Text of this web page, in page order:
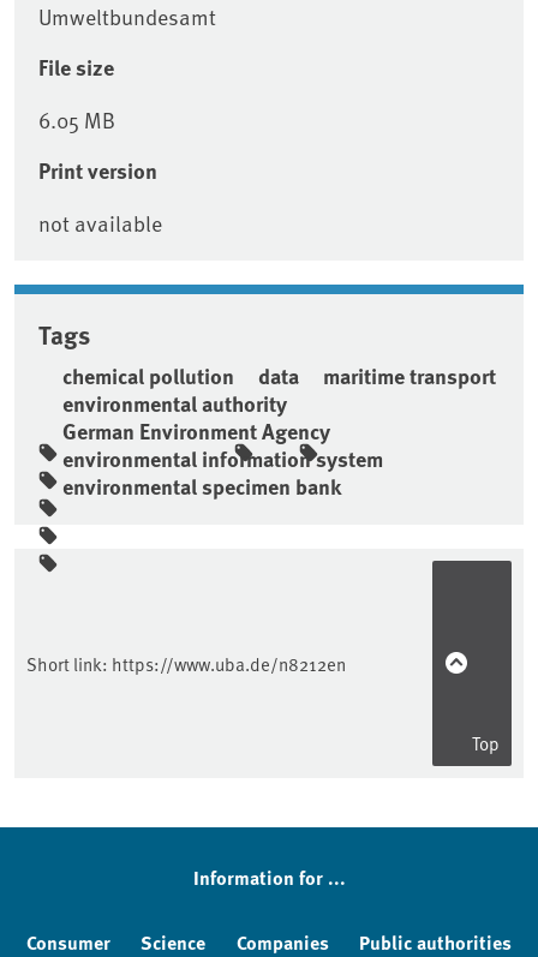
Umweltbundesamt
File size
6.05 MB
Print version
not available
Tags
chemical pollution data
maritime transport
environmental authority
German Environment Agency
environmental information system
environmental specimen bank
Sidebar
Short link: https://www.uba.de/n8212en
Top
Information for ...
Consumer Science Companies Public authorities